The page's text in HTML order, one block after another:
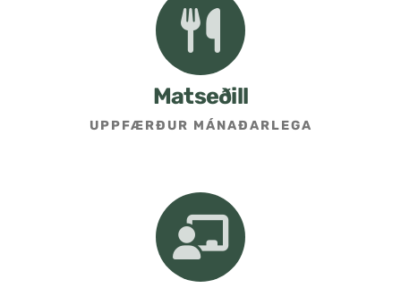
Matseðill
UPPFÆRÐUR MÁNAÐARLEGA